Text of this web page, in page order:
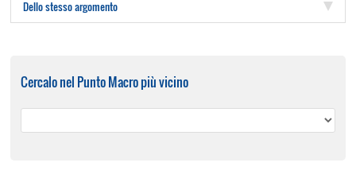
Dello stesso argomento
Cercalo nel Punto Macro più vicino